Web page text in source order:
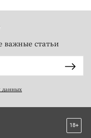
важные статьи
данных
18+